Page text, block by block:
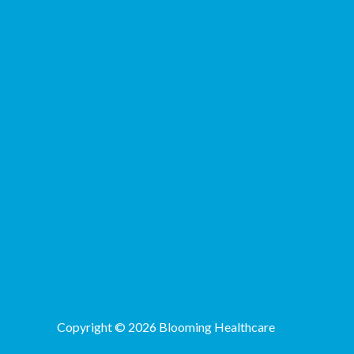
Copyright © 2026 Blooming Healthcare